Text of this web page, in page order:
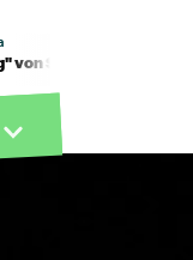
· "People